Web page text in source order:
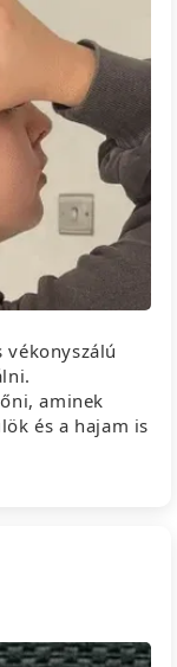
vékonyszálú
aminek
és a hajam is